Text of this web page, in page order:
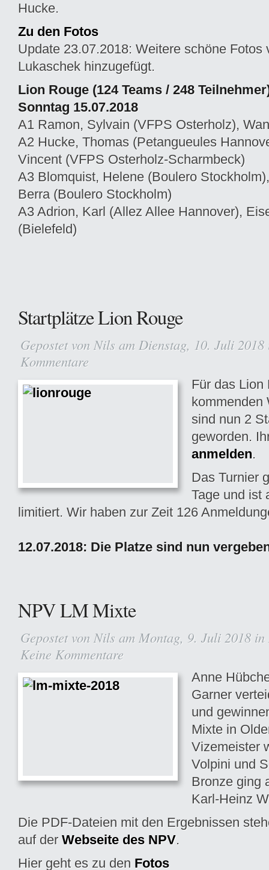
Hucke.
Zu den Fotos
Update 23.07.2018: Weitere schöne Fotos
Lukaschek hinzugefügt.
Lion Rouge (124 Teams / 248
Sonntag 15.07.2018
A1 Ramon, Sylvain (VFPS Osterholz),
A2 Hucke, Thomas (Petangueules
Vincent (VFPS Osterholz-Scharmbeck)
A3 Blomquist, Helene (Boulero
Berra (Boulero Stockholm)
A3 Adrion, Karl (Allez Allee Hannover),
(Bielefeld)
Startplätze Lion Rouge
Gepostet von Nils am Dienstag, 10. Juli
Kommentare
Für das Lion
kommenden
sind nun 2
geworden.
anmelden.
Das Turnier
Tage und ist
limitiert. Wir haben zur Zeit 126
12.07.2018: Die Platze sind nun
NPV LM Mixte
Gepostet von Nils am Montag, 9. Juli 2018 in
Keine Kommentare
Anne
Garner
und
Mixte in
Vizemeister
Volpini und
Bronze ging
Karl-Heinz
Die PDF-Dateien mit den Ergebnissen
auf der Webseite des NPV.
Hier geht es zu den Fotos